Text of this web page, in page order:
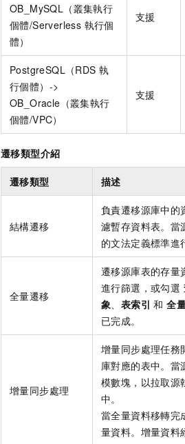
OB_MySQL（叢集執行
個體/Serverless 執行個
體）
支援
PostgreSQL（RDS 執
行個體）->
OB_Oracle（叢集執行
個體/VPC）
支援
遷移類型介紹
遷移類型 描述
結構遷移
負責遷移源庫中的
濾暫存資料表。
的文法定義標準
全量遷移
遷移源庫表的存量
進行篩選，或勾選
象
表索引 和全
已完成。
增量同步處理
增量同步處理任務
庫對應的表中。當
模數塊，以拉取源
中。
當全量資料移轉完
量資料。增量資料